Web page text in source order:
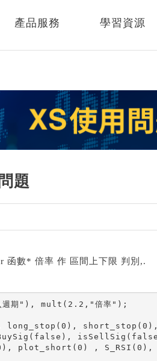
產品服務 學習資源
題
函數* 倍率 作 區間上下限 判別,.
期"), mult(2.2,"倍率");
short_stop(0),
plot_short(0) , S_RSI(0),